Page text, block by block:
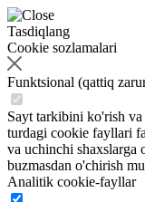
Tasdiqlang
Cookie sozlamalari
Funktsional (qattiq
Sayt tarkibini ko'rish
turdagi cookie fayllari
va uchinchi shaxslarga
buzmasdan o'chirish
Analitik cookie-fayllar